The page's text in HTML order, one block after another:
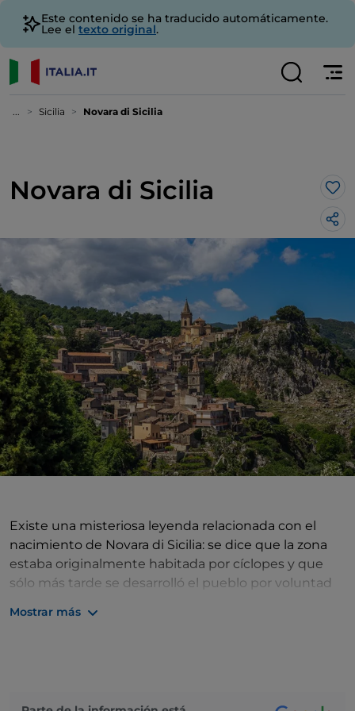
Este contenido se ha traducido automáticamente.
Lee el texto original.
... Sicilia Novara di Sicilia
Novara di Sicilia Me
Existe una misteriosa leyenda relacionada con el
nacimiento de Novara di Sicilia: se dice que la zona
estaba originalmente habitada por cíclopes y que
sólo más tarde se desarrolló el pueblo por voluntad
Mostrar más